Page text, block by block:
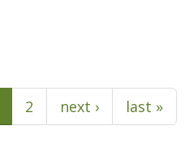
2 next › last »